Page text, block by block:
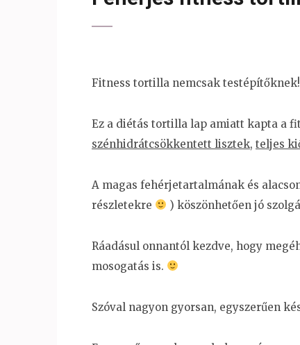
Fitness tortilla nemcsak testépítőknek!
Ez a diétás tortilla lap amiatt kapta a
szénhidrátcsökkentett lisztek, teljes
A magas fehérjetartalmának és
részletekre
) köszönhetően jó
Ráadásul onnantól kezdve, hogy
mosogatás is.
Szóval nagyon gyorsan, egyszerűen